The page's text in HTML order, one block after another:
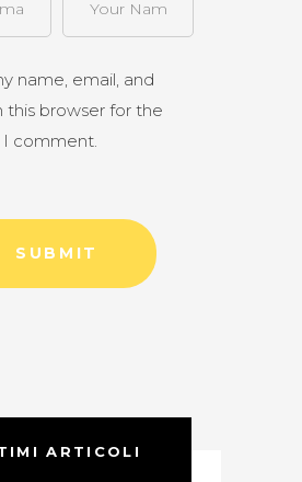
name, email, and
this browser for the
comment.
ARTICOLI